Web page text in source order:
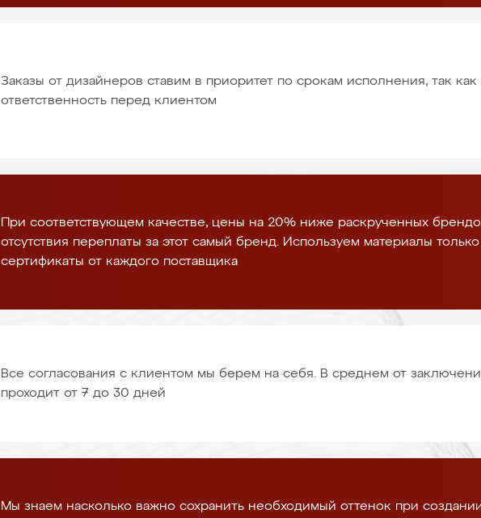
Заказы от дизайнеров ставим в приоритет по срокам исполнения, так
ответственность перед клиентом
При соответствующем качестве, цены на 20% ниже раскрученных
отсутствия переплаты за этот самый бренд. Используем материалы только
сертификаты от каждого поставщика
Все согласования с клиентом мы берем на себя. В среднем от
проходит от 7 до 30 дней
Мы знаем насколько важно сохранить необходимый оттенок при